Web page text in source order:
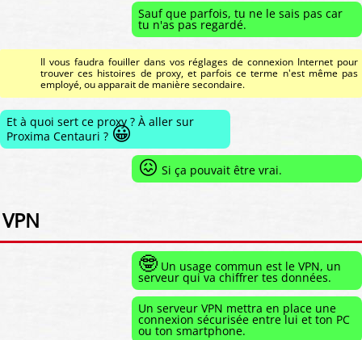
Sauf que parfois, tu ne le sais pas car
tu n'as pas regardé.
Il vous faudra fouiller dans vos réglages de connexion Internet pour
trouver ces histoires de proxy, et parfois ce terme n'est même pas
employé, ou apparait de manière secondaire.
Et à quoi sert ce proxy ? À aller sur
Proxima Centauri ? 😀
😖 Si ça pouvait être vrai.
VPN
🤓 Un usage commun est le VPN, un
serveur qui va chiffrer tes données.
Un serveur VPN mettra en place une
connexion sécurisée entre lui et ton PC
ou ton smartphone.